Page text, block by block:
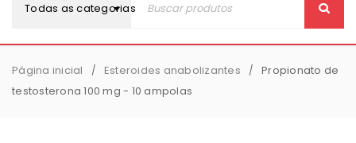
Todas as categorias
Página inicial / Esteroides anabolizantes /
Propionato de
testosterona 100 mg - 10 ampolas